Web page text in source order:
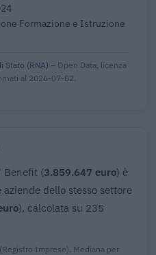
Formazione e Istruzione
Stato (RNA) – Open Data, licenza
al 2026-07-02.
Benefit (3.859.647 euro) è
dello stesso settore
), calcolata su 235
Imprese). Mediana per